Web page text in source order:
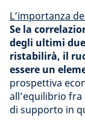
L’importanza
Se la
degli ultimi
ristabilirà, il
essere un
prospettiva
all’equilibrio
di supporto in